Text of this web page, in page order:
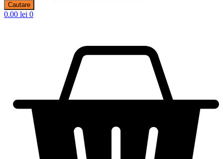
Cautare
0.00 lei 0